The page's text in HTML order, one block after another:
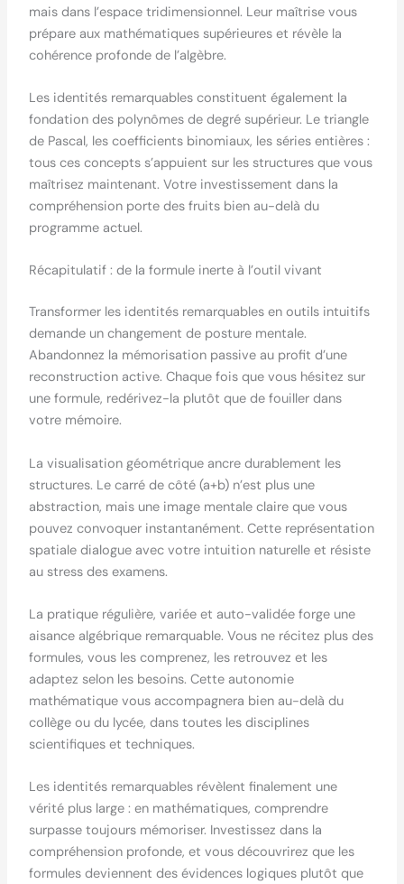
mais dans l’espace tridimensionnel. Leur maîtrise vous
prépare aux mathématiques supérieures et révèle la
cohérence profonde de l’algèbre.
Les identités remarquables constituent également la
fondation des polynômes de degré supérieur. Le triangle
de Pascal, les coefficients binomiaux, les séries entières :
tous ces concepts s’appuient sur les structures que vous
maîtrisez maintenant. Votre investissement dans la
compréhension porte des fruits bien au-delà du
programme actuel.
Récapitulatif : de la formule inerte à l’outil vivant
Transformer les identités remarquables en outils intuitifs
demande un changement de posture mentale.
Abandonnez la mémorisation passive au profit d’une
reconstruction active. Chaque fois que vous hésitez sur
une formule, redérivez-la plutôt que de fouiller dans
votre mémoire.
La visualisation géométrique ancre durablement les
structures. Le carré de côté (a+b) n’est plus une
abstraction, mais une image mentale claire que vous
pouvez convoquer instantanément. Cette représentation
spatiale dialogue avec votre intuition naturelle et résiste
au stress des examens.
La pratique régulière, variée et auto-validée forge une
aisance algébrique remarquable. Vous ne récitez plus des
formules, vous les comprenez, les retrouvez et les
adaptez selon les besoins. Cette autonomie
mathématique vous accompagnera bien au-delà du
collège ou du lycée, dans toutes les disciplines
scientifiques et techniques.
Les identités remarquables révèlent finalement une
vérité plus large : en mathématiques, comprendre
surpasse toujours mémoriser. Investissez dans la
compréhension profonde, et vous découvrirez que les
formules deviennent des évidences logiques plutôt que